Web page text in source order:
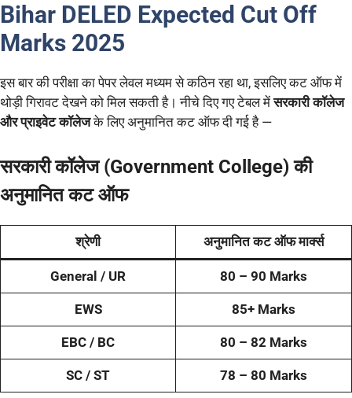
Bihar DELED Expected Cut Off
Marks 2025
इस बार की परीक्षा का पेपर लेवल मध्यम से कठिन रहा था, इसलिए कट ऑफ में
थोड़ी गिरावट देखने को मिल सकती है। नीचे दिए गए टेबल मेंसरकारी कॉलेज
और प्राइवेट कॉलेजके लिए अनुमानित कट ऑफ दी गई है —
सरकारी कॉलेज (Government College) की
अनुमानित कट ऑफ
श्रेणी अनुमानित कट ऑफ मार्क्स
General / UR 80 – 90 Marks
EWS 85+ Marks
EBC / BC 80 – 82 Marks
SC / ST 78 – 80 Marks